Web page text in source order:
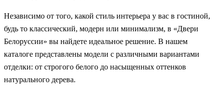
Независимо от того, какой стиль интерьера у вас в гостиной,
будь то классический, модерн или минимализм, в «Двери
Белоруссии» вы найдете идеальное решение. В нашем
каталоге представлены модели с различными вариантами
отделки: от строгого белого до насыщенных оттенков
натурального дерева.